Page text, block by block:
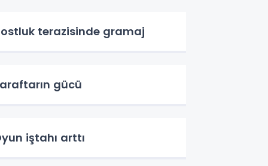
terazisinde gramaj
gücü
iştahı arttı